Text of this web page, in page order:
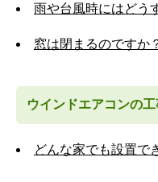
雨や台風時にはどう
窓は閉まるのですか
ウインドエアコンの
どんな家でも設置で